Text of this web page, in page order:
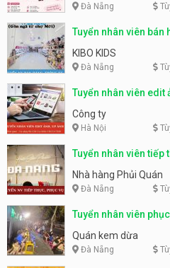
Đà Nẵng
Tuyển nhân viên bán
KIBO KIDS
Đà Nẵng
Tuyển nhân viên
Công ty
Hà Nội
Tuyển nhân viên tiếp
Nhà hàng Phủi Quán
Đà Nẵng
Tuyển nhân viên
Quán kem dừa
Đà Nẵng